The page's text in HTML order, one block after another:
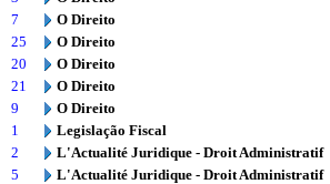
7
O Direito
25
O Direito
20
O Direito
21
O Direito
9
O Direito
1
Legislação Fiscal
2
L'Actualité Juridique - Droit Administratif
5
L'Actualité Juridique - Droit Administratif